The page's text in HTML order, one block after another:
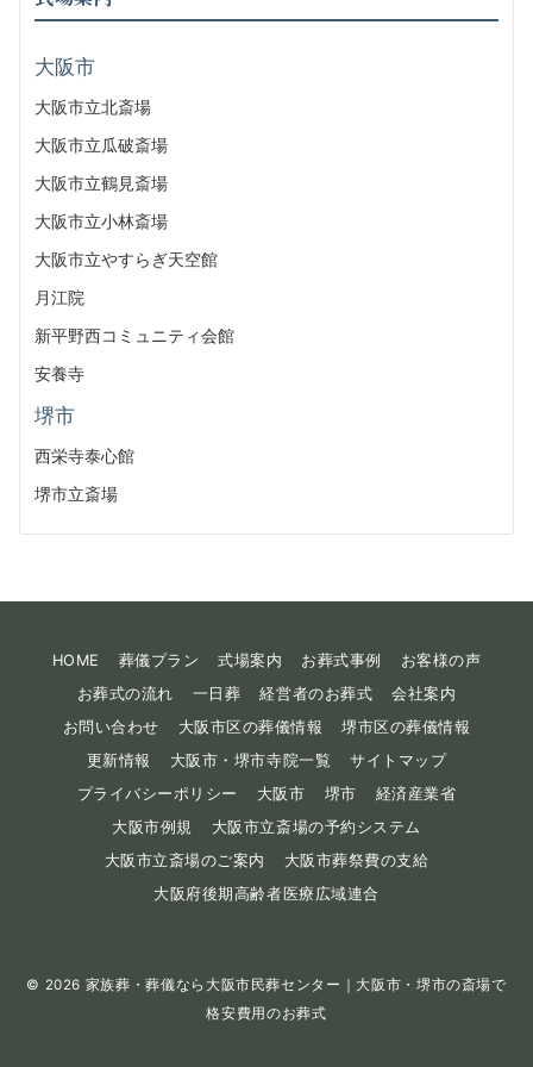
大阪市
大阪市立北斎場
大阪市立瓜破斎場
大阪市立鶴見斎場
大阪市立小林斎場
大阪市立やすらぎ天空館
月江院
新平野西コミュニティ会館
安養寺
堺市
西栄寺泰心館
堺市立斎場
HOME 葬儀プラン 式場案内 お葬式事例
お客様の声
お葬式の流れ
一日葬 経営者のお葬式
会社案内
お問い合わせ
大阪市区の葬儀情報
堺市区の葬儀情報
更新情報
大阪市・堺市寺院一覧
サイトマップ
プライバシーポリシー
大阪市 堺市
経済産業省
大阪市例規
大阪市立斎場の予約システム
大阪市立斎場のご案内
大阪市葬祭費の支給
大阪府後期高齢者医療広域連合
© 2026 家族葬・葬儀なら大阪市民葬センター｜大阪市・堺市の斎場で
格安費用のお葬式